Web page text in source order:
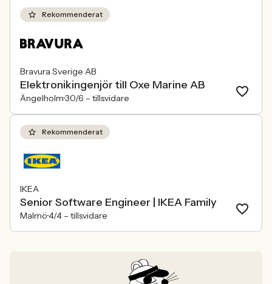
Rekommenderat
Bravura Sverige AB
Elektronikingenjör till Oxe Marine AB
Ängelholm30/6 – tillsvidare
Rekommenderat
IKEA
Senior Software Engineer | IKEA Family
Malmö4/4 – tillsvidare